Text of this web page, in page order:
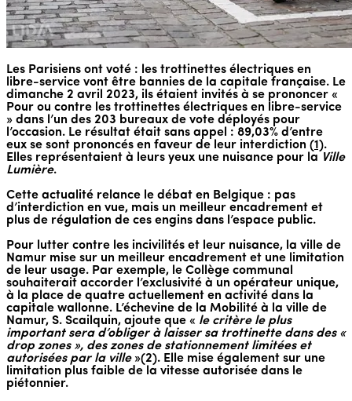
Les Parisiens ont voté : les trottinettes électriques en
libre-service vont être bannies de la capitale française. Le
dimanche 2 avril 2023, ils étaient invités à se prononcer «
Pour ou contre les trottinettes électriques en libre-service
» dans l’un des 203 bureaux de vote déployés pour
l’occasion. Le résultat était sans appel : 89,03% d’entre
eux se sont prononcés en faveur de leur interdiction (1).
Elles représentaient à leurs yeux une nuisance pour la Ville
Lumière.
Cette actualité relance le débat en Belgique : pas
d’interdiction en vue, mais un meilleur encadrement et
plus de régulation de ces engins dans l’espace public.
Pour lutter contre les incivilités et leur nuisance, la ville de
Namur mise sur un meilleur encadrement et une limitation
de leur usage. Par exemple, le Collège communal
souhaiterait accorder l’exclusivité à un opérateur unique,
à la place de quatre actuellement en activité dans la
capitale wallonne. L’échevine de la Mobilité à la ville de
Namur, S. Scailquin, ajoute que « le critère le plus
important sera d’obliger à laisser sa trottinette dans des «
drop zones », des zones de stationnement limitées et
autorisées par la ville»(2). Elle mise également sur une
limitation plus faible de la vitesse autorisée dans le
piétonnier.